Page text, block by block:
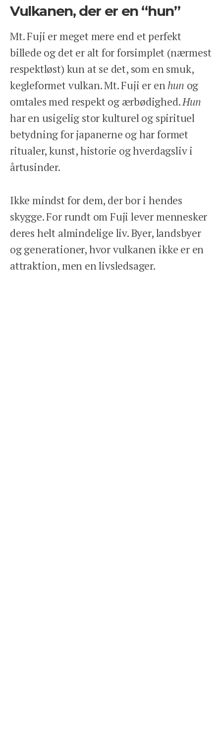
Vulkanen, der er en “hun”
Mt. Fuji er meget mere end et perfekt
billede og det er alt for forsimplet (nærmest
respektløst) kun at se det, som en smuk,
kegleformet vulkan. Mt. Fuji er enhun og
omtales med respekt og ærbødighed.Hun
har en usigelig stor kulturel og spirituel
betydning for japanerne og har formet
ritualer, kunst, historie og hverdagsliv i
årtusinder.
Ikke mindst for dem, der bor i hendes
skygge. For rundt om Fuji lever mennesker
deres helt almindelige liv. Byer, landsbyer
og generationer, hvor vulkanen ikke er en
attraktion, men en livsledsager.
DESTINATIONER
ANSVARLIGHED
OM OS
ENGLISH
KONTAKT
REJSEFORSIKRING
PRIVATLIVSPOLITIK
Facebook Instagram